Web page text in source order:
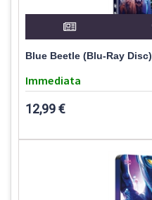
Blue Beetle (Blu-Ray Disc)
Immediata
12,99 €